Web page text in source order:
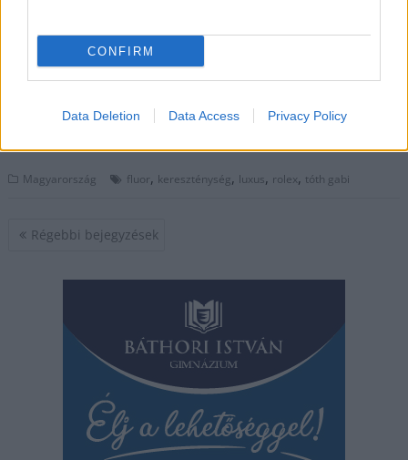
CONFIRM
Data Deletion Data Access Privacy Policy
hitét, a pink miniruhát felváltották a luxus kiegészítők. A
pálfordulás feltűnhetett Fluornak, vagyis Karácson
Magyarország fluor, kereszténység, luxus, rolex, tóth gabi
Bejegyzés
Régebbi bejegyzések